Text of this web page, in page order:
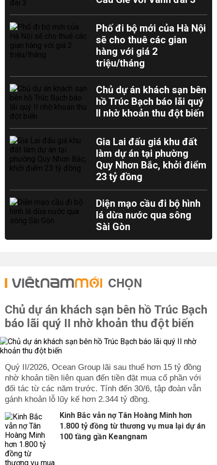
Phố đi bộ mới của Hà Nội
sẽ cho thuê các gian
hàng với giá 2
triệu/tháng
Chủ dự án khách sạn bên
hồ Trúc Bạch báo lãi quý
II nhờ khoản thu đột biến
Gia Lai đấu giá khu đất
làm dự án tại phường
Quy Nhơn Bắc, khởi điểm
23 tỷ đồng
Diện mạo cầu đi bộ hình
lá dừa nước qua sông
Sài Gòn
CHỌN
Chủ dự án khách sạn bên hồ Trúc Bạch
báo lãi quý II nhờ khoản thu đột biến
Quý II/2026, Ocean Group lãi sau thuế hơn 15 tỷ đồng
nhờ khoản tiền liên quan đến tiền đặt mua cổ phần với
đối tác từ các năm trước. Tính đến 30/6, tập đoàn vẫn
gánh khoản lỗ lũy kế hơn 2.344 tỷ đồng.
Kinh Bắc vẫn nợ Tân Hoàng Minh hơn
1.800 tỷ đồng từ thương vụ mua lại dự án
100 tầng gần Keangnam